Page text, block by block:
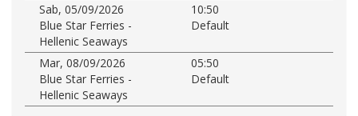
Sab, 05/09/2026
10:50
Blue Star Ferries -
Hellenic Seaways
Default
Mar, 08/09/2026
05:50
Blue Star Ferries -
Hellenic Seaways
Default